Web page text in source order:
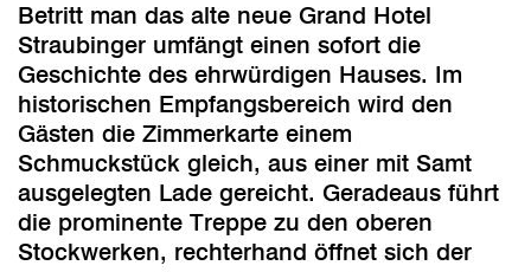
Betritt man das alte neue Grand Hotel
Straubinger umfängt einen sofort die
Geschichte des ehrwürdigen Hauses. Im
historischen Empfangsbereich wird den
Gästen die Zimmerkarte einem
Schmuckstück gleich, aus einer mit Samt
ausgelegten Lade gereicht. Geradeaus führt
die prominente Treppe zu den oberen
Stockwerken, rechterhand öffnet sich der